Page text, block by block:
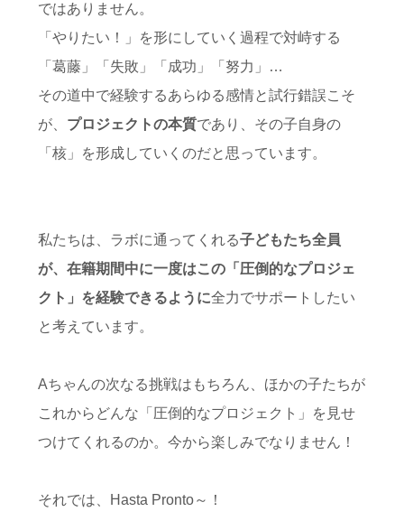
ではありません。
「やりたい！」を形にしていく過程で対峙する
「葛藤」「失敗」「成功」「努力」…
その道中で経験するあらゆる感情と試行錯誤こそ
が、 プロジェクトの本質であり、その子自身の
「核」を形成していくのだと思っています。
私たちは、ラボに通ってくれる子どもたち全員
が、在籍期間中に一度はこの「圧倒的なプロジェ
クト」を経験できるように全力でサポートしたい
と考えています。
Aちゃんの次なる挑戦はもちろん、ほかの子たちが
これからどんな「圧倒的なプロジェクト」を見せ
つけてくれるのか。今から楽しみでなりません！
それでは、Hasta Pronto～！